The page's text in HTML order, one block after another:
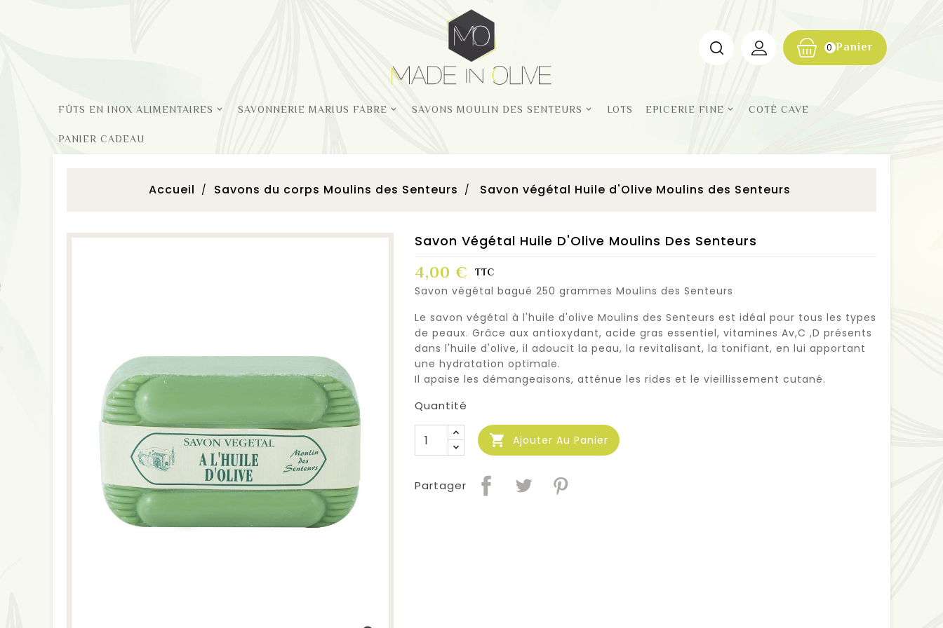
Panier
0
FÛTS EN INOX ALIMENTAIRES SAVONNERIE MARIUS FABRE SAVONS MOULIN DES SENTEURS LOTS EPICERIE FINE COTÉ CAVE
PANIER CADEAU
Accueil Savons du corps Moulins des Senteurs Savon végétal Huile d'Olive Moulins des Senteurs
Savon Végétal Huile D'Olive Moulins Des Senteurs
4,00 € TTC
Savon végétal bagué 250 grammes Moulins des Senteurs
Le savon végétal à l'huile d'olive Moulins des Senteurs est idéal pour tous les types
de peaux. Grâce aux antioxydant, acide gras essentiel, vitamines Av,C ,D présents
dans l'huile d'olive, il adoucit la peau, la revitalisant, la tonifiant, en lui apportant
une hydratation optimale.
Il apaise les démangeaisons, atténue les rides et le vieillissement cutané.
Quantité
 Ajouter Au Panier
Partager